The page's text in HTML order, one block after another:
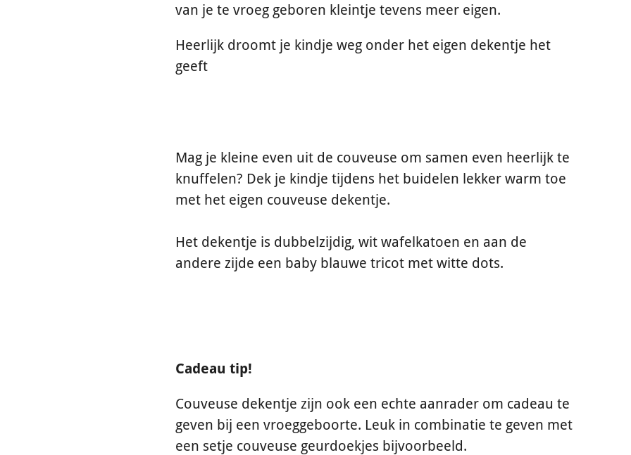
van je te vroeg geboren kleintje tevens meer eigen.
Heerlijk droomt je kindje weg onder het eigen dekentje het
geeft
Mag je kleine even uit de couveuse om samen even heerlijk te
knuffelen? Dek je kindje tijdens het buidelen lekker warm toe
met het eigen couveuse dekentje.
Het dekentje is dubbelzijdig, wit wafelkatoen en aan de
andere zijde een baby blauwe tricot met witte dots.
Cadeau tip!
Couveuse dekentje zijn ook een echte aanrader om cadeau te
geven bij een vroeggeboorte. Leuk in combinatie te geven met
een setje couveuse geurdoekjes bijvoorbeeld.